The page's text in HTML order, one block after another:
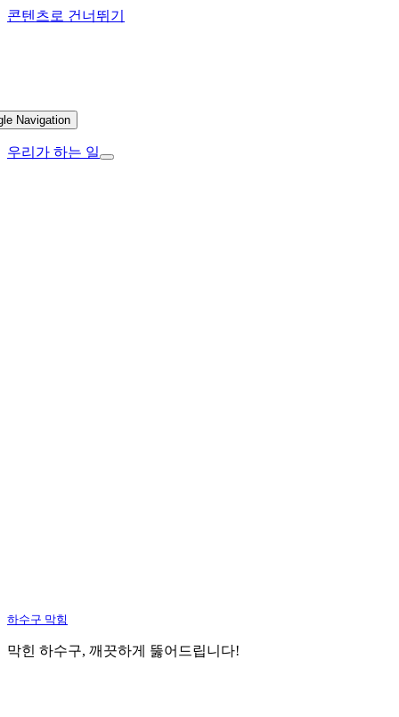
콘텐츠로 건너뛰기
Navigation
우리가 하는 일
하수구 막힘
막힌 하수구, 깨끗하게 뚫어드립니다!